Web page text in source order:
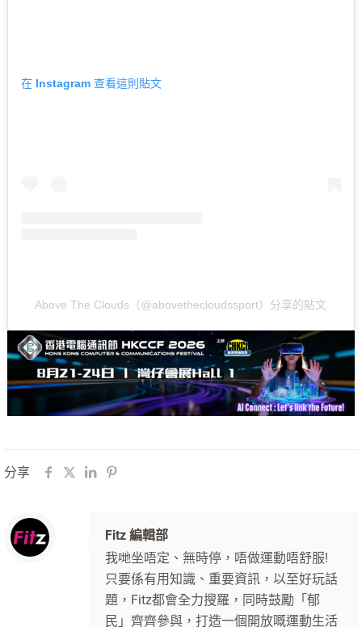
在 Instagram 查看這則貼文
Above The Clouds（@abovethecloudssport）分享的貼文
分享
Fitz 編輯部
我哋坐唔定、無時停，唔做運動唔舒服!
只要係有用知識、重要資訊，以至好玩話
題，Fitz都會全力搜羅，同時鼓勵「郁
民」齊齊參與，打造一個開放嘅運動生活